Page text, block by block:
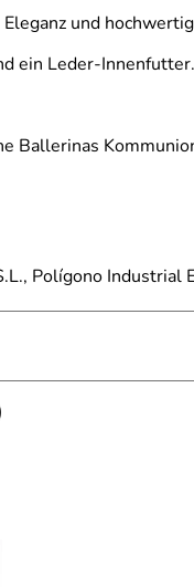
und
ein Leder-Innenfutter.
Ballerinas
Polígono Industrial